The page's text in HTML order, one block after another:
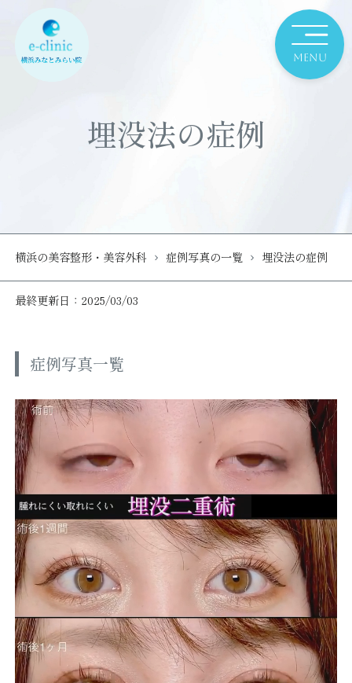
埋没法の症例
横浜の美容整形・美容外科 症例写真の一覧 埋没法の症例
最終更新日：2025/03/03
症例写真一覧